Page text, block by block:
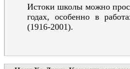
Истоки школы можно
годах, особенно в
(1916-2001).